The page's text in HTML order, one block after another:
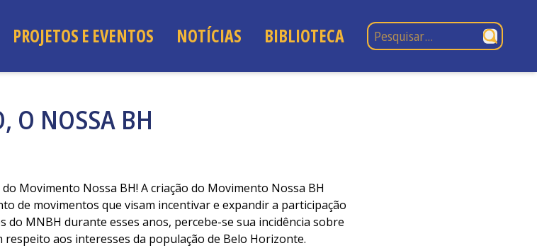
PROJETOS E EVENTOS NOTÍCIAS BIBLIOTECA Pesquisar por:
O NOSSA BH
Movimento Nossa BH! A criação do Movimento Nossa BH
de movimentos que visam incentivar e expandir a participação
do MNBH durante esses anos, percebe-se sua incidência sobre
respeito aos interesses da população de Belo Horizonte.